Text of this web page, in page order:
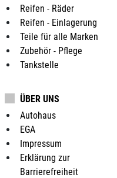
Reifen - Räder
Reifen - Einlagerung
Teile für alle Marken
Zubehör - Pflege
Tankstelle
ÜBER UNS
Autohaus
EGA
Impressum
Erklärung zur
Barrierefreiheit